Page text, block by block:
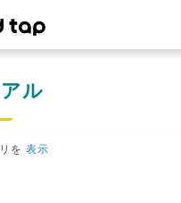
ル
を 表示